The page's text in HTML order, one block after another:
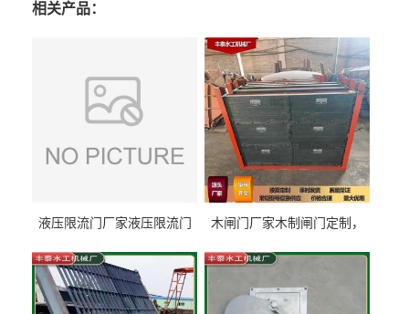
相关产品：
液压限流门厂家液压限流门
泰制造
木闸门厂家木制闸门定制，
型号齐全